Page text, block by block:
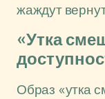
жаждут
«Утка
Образ «утка